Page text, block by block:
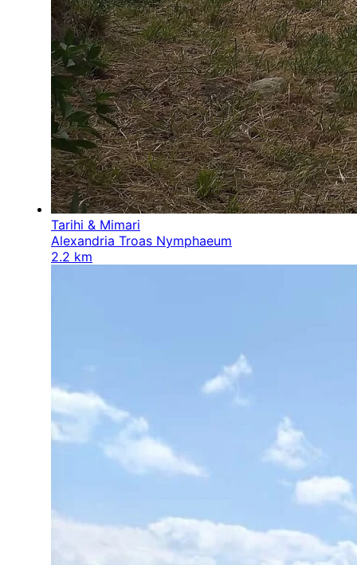
Tarihi & Mimari
Alexandria Troas Nymphaeum
2.2 km